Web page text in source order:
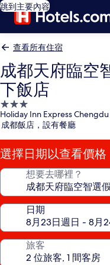
跳到主要內容
查看所有住宿
成都天府臨空
下飯店
3.0
星
級
住
宿
Holiday Inn Express
成都飯店，設有餐廳
選擇日期以查看價格
想要去哪裡？
日期
旅客